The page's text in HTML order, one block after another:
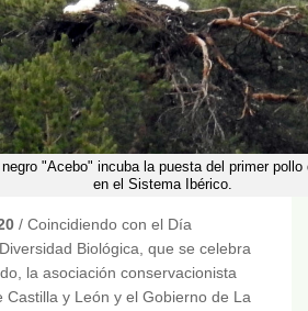
"Acebo" incuba la puesta del primer pollo
en el Sistema Ibérico.
/ Coincidiendo con el Día
Biológica, que se celebra
la asociación conservacionista
Castilla y León y el Gobierno de La